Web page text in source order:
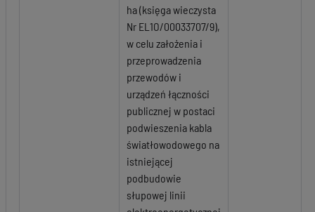
ha (księga wieczysta
Nr EL1O/00033707/9),
w celu założenia i
przeprowadzenia
przewodów i
urządzeń łączności
publicznej w postaci
podwieszenia kabla
światłowodowego na
istniejącej
podbudowie
słupowej linii